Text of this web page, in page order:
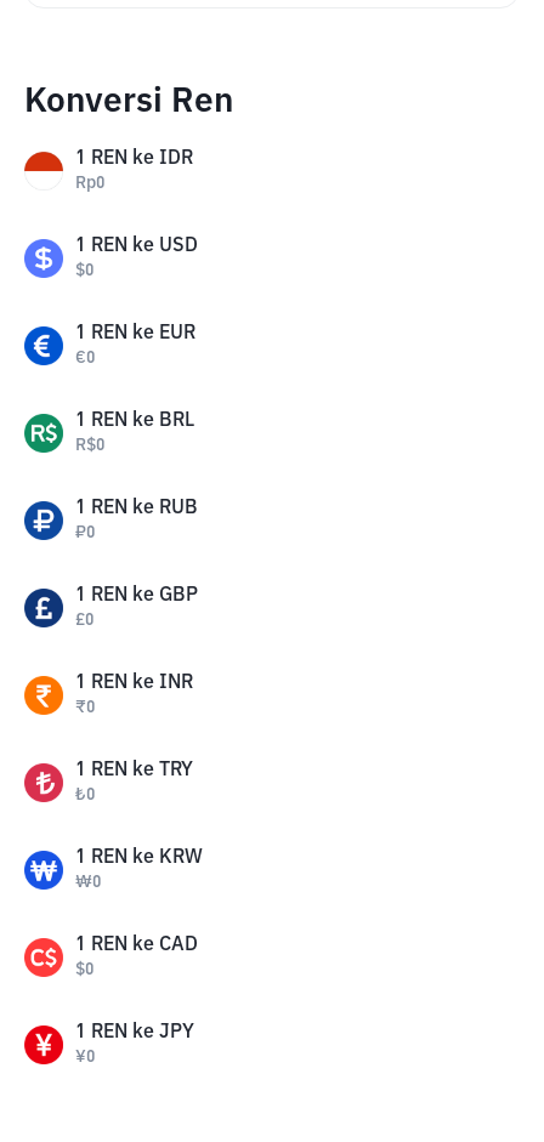
Konversi Ren
1 REN ke IDR
Rp0
1 REN ke USD
$0
1 REN ke EUR
€0
1 REN ke BRL
R$0
1 REN ke RUB
₽0
1 REN ke GBP
£0
1 REN ke INR
₹0
1 REN ke TRY
₺0
1 REN ke KRW
₩0
1 REN ke CAD
$0
1 REN ke JPY
¥0